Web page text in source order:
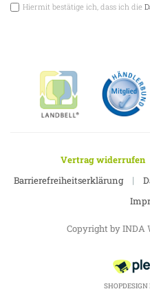
Hiermit bestätige ich, dass ich die
Vertrag widerrufen
Barrierefreiheitserklärung |
Copyright by INDA
SHOPDESIGN